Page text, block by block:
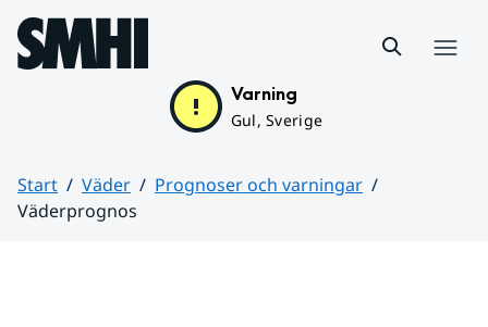
Hoppa till sidans innehåll
Varning
Gul, Sverige
Start Väder
Prognoser och varningar
Väderprognos